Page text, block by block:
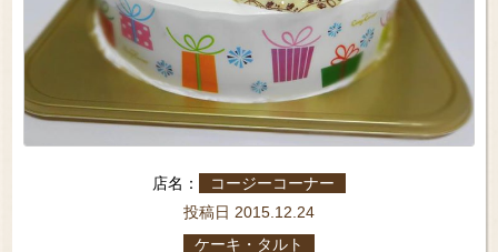
店名： コージーコーナー
投稿日 2015.12.24
ケーキ・タルト